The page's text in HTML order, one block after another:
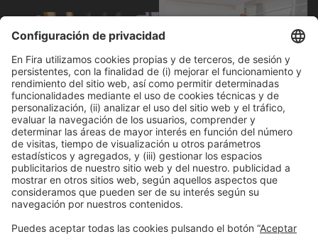
Avenida Joan Carles I,
58 – Esquina C/Ciències
08908, Hospitalet de Llobregat Barcelona